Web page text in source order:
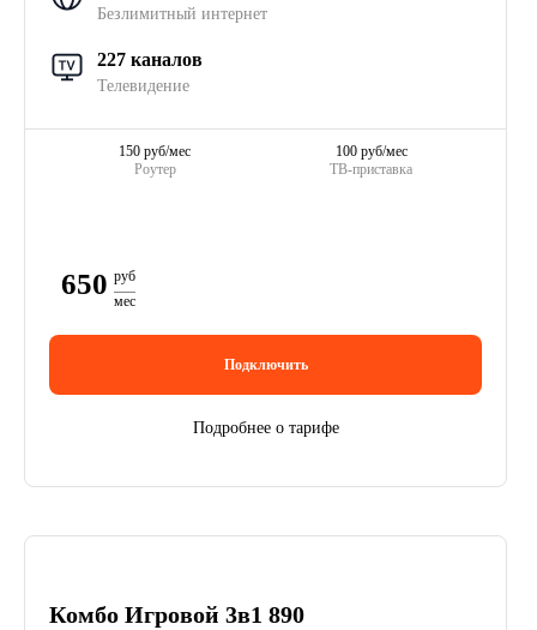
Безлимитный интернет
227 каналов
Телевидение
Роутер
150 руб/мес
ТВ-приставка
100 руб/мес
650 руб
мес
Подключить
Подробнее о тарифе
Комбо Игровой 3в1 890